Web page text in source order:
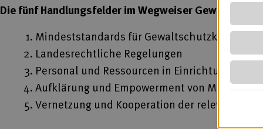
Die fünf Handlungsfelder im Wegweiser Gewaltschutz
Mindeststandards für Gewaltschutzkonzepte
Landesrechtliche Regelungen
Personal und Ressourcen in Einrichtungen
Aufklärung und Empowerment von
Vernetzung und Kooperation der relevanten